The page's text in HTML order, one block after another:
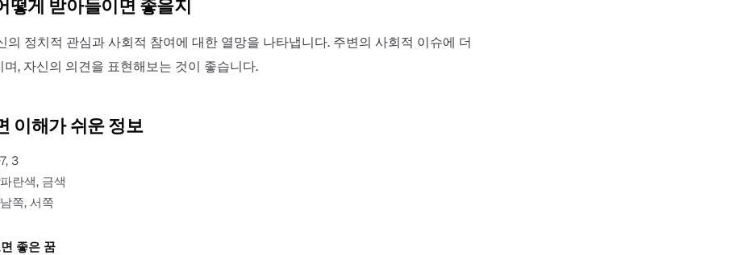
떻게 받아들이면 좋을지
의 정치적 관심과 사회적 참여에 대한 열망을 나타냅니다. 주변의 사회적 이슈에 더
며, 자신의 의견을 표현해보는 것이 좋습니다.
이해가 쉬운 정보
7, 3
파란색, 금색
남쪽, 서쪽
좋은 꿈